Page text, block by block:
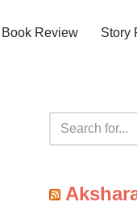
Book Review Story